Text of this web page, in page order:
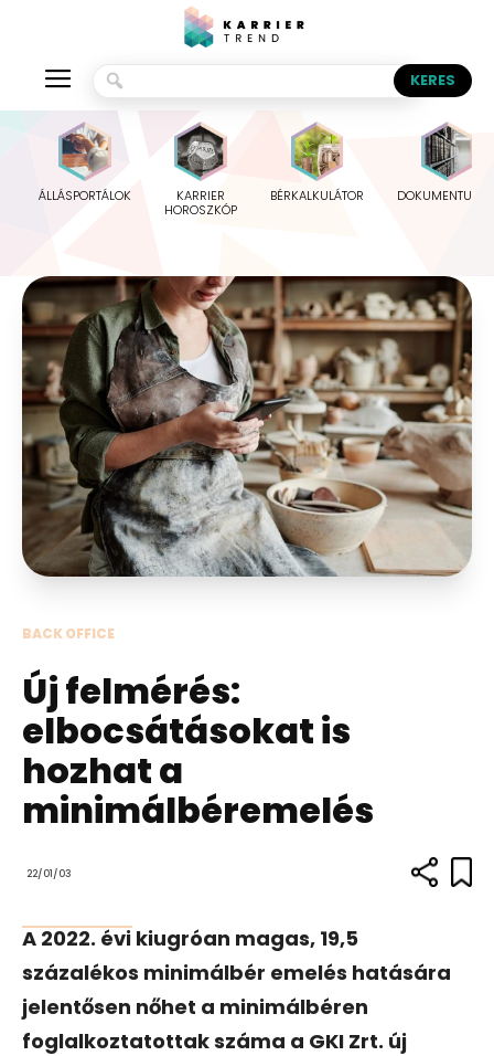
ÁLLÁSPORTÁLOK
KARRIER
HOROSZKÓP
BÉRKALKULÁTOR
BACK OFFICE
Új felmérés:
elbocsátásokat is
hozhat a
minimálbéremelés
22/01/03
A 2022. évi kiugróan magas, 19,5
százalékos minimálbér emelés hatására
jelentősen nőhet a minimálbéren
foglalkoztatottak száma a GKI Zrt. új